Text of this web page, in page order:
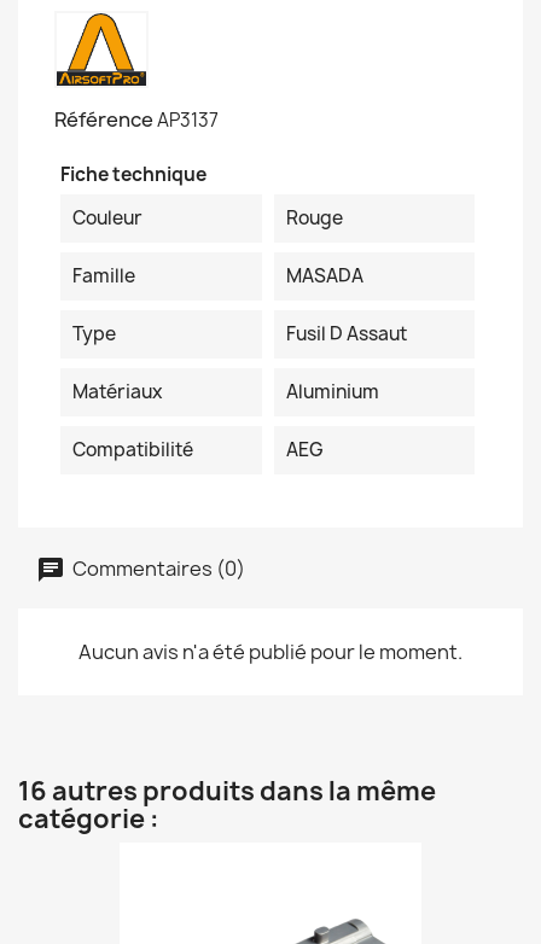
RéférenceAP3137
Fiche technique
Couleur
Rouge
Famille MASADA
Type Fusil D Assaut
Matériaux Aluminium
Compatibilité AEG
Commentaires (0)
Aucun avis n'a été publié pour le moment.
16 autres produits dans la même
catégorie :